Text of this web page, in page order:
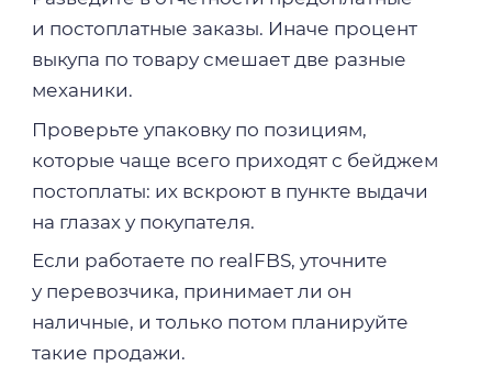
и постоплатные заказы. Иначе процент
выкупа по товару смешает две разные
механики.
Проверьте упаковку по позициям,
которые чаще всего приходят с бейджем
постоплаты: их вскроют в пункте выдачи
на глазах у покупателя.
Если работаете по realFBS, уточните
у перевозчика, принимает ли он
наличные, и только потом планируйте
такие продажи.